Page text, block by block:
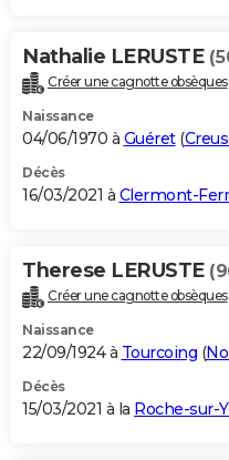
Nathalie LERUSTE
Créer une cagnotte obsèques
Naissance
04/06/1970 à Guéret(
Décès
16/03/2021 à Clermont-
Therese LERUSTE
Créer une cagnotte obsèques
Naissance
22/09/1924 à Tourcoing (
Décès
15/03/2021 à la Roche-sur-